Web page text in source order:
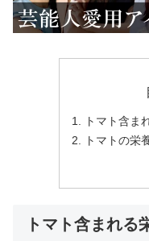
トマト含ま
トマトの栄
トマト含まれる